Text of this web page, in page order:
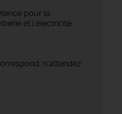
pour la
et l'électricité.
n'attendez